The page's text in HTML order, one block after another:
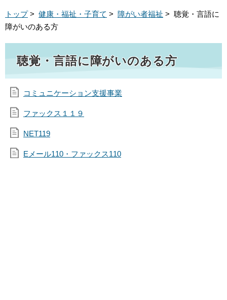
トップ> 健康・福祉・子育て > 障がい者福祉 > 聴覚・言語に
障がいのある方
聴覚・言語に障がいのある方
コミュニケーション支援事業
ファックス１１９
NET119
Eメール110・ファックス110